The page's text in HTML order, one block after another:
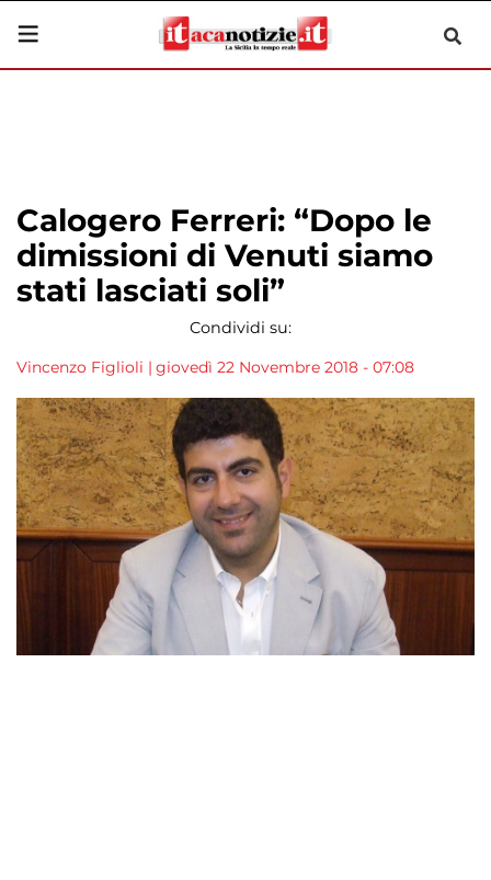
Calogero Ferreri: “Dopo le
dimissioni di Venuti siamo
stati lasciati soli”
Condividi su:
Vincenzo Figlioli | giovedì 22 Novembre 2018 - 07:08